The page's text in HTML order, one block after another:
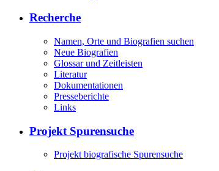
Recherche
Namen, Orte und Biografien suchen
Neue Biografien
Glossar und Zeitleisten
Literatur
Dokumentationen
Presseberichte
Links
Projekt Spurensuche
Projekt biografische Spurensuche